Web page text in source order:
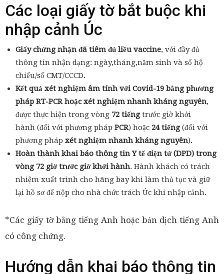
Các loại giấy tờ bắt buộc khi
nhập cảnh Úc
Giấy chứng nhận đã tiêm đủ liều vaccine, với đầy đủ
thông tin nhận dạng: ngày,tháng,năm sinh và số hộ
chiếu/số CMT/CCCD.
Kết quả xét nghiệm âm tính với Covid-19 bằng phương
pháp RT-PCR hoặc xét nghiệm nhanh kháng nguyên,
được thực hiện trong vòng 72 tiếngtrước giờ khởi
hành (đối với phương pháp PCR) hoặc 24 tiếng(đối với
phương pháp xét nghiệm nhanh kháng nguyên).
Hoàn thành khai báo thông tin Y tế điện tử (DPD) trong
vòng 72 giờ trước giờ khởi hành. Hành khách có trách
nhiệm xuất trình cho hãng bay khi làm thủ tục và giữ
lại hồ sơ để nộp cho nhà chức trách Úc khi nhập cảnh.
*Các giấy tờ bằng tiếng Anh hoặc bản dịch tiếng Anh
có công chứng.
Hướng dẫn khai báo thông tin